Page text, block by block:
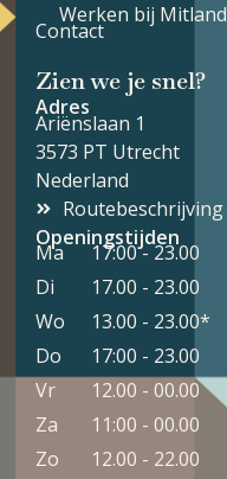
Werken bij Mitland
Contact
Zien we je snel?
Adres
Ariënslaan 1
3573 PT Utrecht
Nederland
Routebeschrijving
Openingstijden
Ma
Di
Wo
Do
Vr
Za
Zo
17:00 - 23.00
17.00 - 23.00
13.00 - 23.00*
17:00 - 23.00
12.00 - 00.00
11:00 - 00.00
12.00 - 22.00